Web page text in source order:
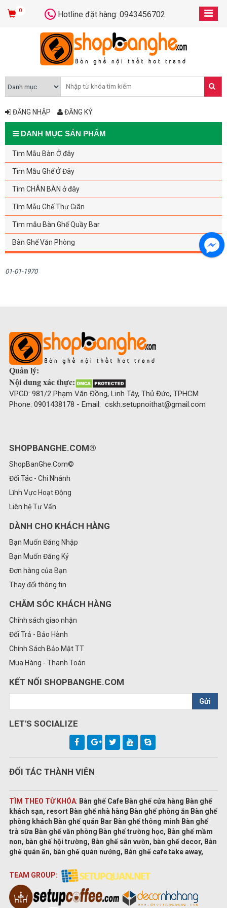
0 Hotline đặt hàng: 0943456702
ĐĂNG NHẬP ĐĂNG KÝ
DANH MỤC SẢN PHẨM
Tìm Mẫu Bàn Ở đây
Tìm Mẫu Ghế Ở Đây
Tìm CHÂN BÀN ở đây
Tìm Mẫu Ghế Thư Giãn
Tìm mẫu Bàn Ghế Quầy Bar
Bàn Ghế Văn Phòng
01-01-1970
Quản lý:
Nội dung xác thực:
VPGD: 981/2 Phạm Văn Đồng, Linh Tây, Thủ Đức, TPHCM
Phone: 0901438178 - Email: cskh.setupnoithat@gmail.com
SHOPBANGHE.COM®
ShopBanGhe.Com©
Đối Tác - Chi Nhánh
Lĩnh Vực Hoạt Động
Liên hệ Tư Vấn
DÀNH CHO KHÁCH HÀNG
Bạn Muốn Đăng Nhập
Bạn Muốn Đăng Ký
Đơn hàng của Bạn
Thay đổi thông tin
CHĂM SÓC KHÁCH HÀNG
Chính sách giao nhận
Đổi Trả - Bảo Hành
Chính Sách Bảo Mật TT
Mua Hàng - Thanh Toán
KẾT NỐI SHOPBANGHE.COM
Gửi
LET'S SOCIALIZE
ĐỐI TÁC THÀNH VIÊN
TÌM THEO TỪ KHÓA: Bàn ghế Cafe Bàn ghế cửa hàng Bàn ghế
khách sạn, resort Bàn ghế nhà hàng Bàn ghế phòng ăn Bàn ghế
phòng khách Bàn ghế quán Bar Bàn ghế thông minh Bàn ghế
trà sữa Bàn ghế văn phòng Bàn ghế trường học, Bàn ghế mầm
non, bàn ghế hội trường, Bàn ghế sân vườn, bàn ghế decor, Bàn
ghế quán ăn, bàn ghế quán nướng, Bàn ghế cafe take away,
TEAM GROUP: